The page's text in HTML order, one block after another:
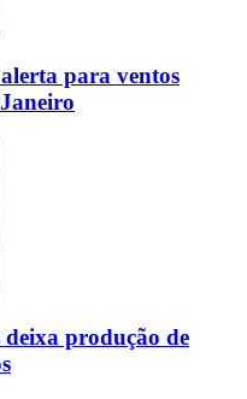
para ventos
produção de